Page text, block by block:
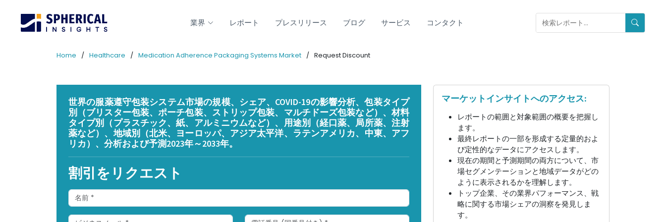
業界 レポート プレスリリース ブログ サービス コンタクト
Home Healthcare Medication Adherence Packaging Systems Market Request Discount
世界の服薬遵守包装システム市場の規模、シェア、COVID-19の影響分析、包装タイプ
別（ブリスター包装、ポーチ包装、ストリップ包装、マルチドーズ包装など）、材料
タイプ別（プラスチック、紙、アルミニウムなど）、用途別（経口薬、局所薬、注射
薬など）、地域別（北米、ヨーロッパ、アジア太平洋、ラテンアメリカ、中東、アフ
リカ）、分析および予測2023年～2033年。
割引をリクエスト
マーケットインサイトへのアクセス:
レポートの範囲と対象範囲の概要を把握し
ます。
最終レポートの一部を形成する定量的およ
び定性的なデータにアクセスします。
現在の期間と予測期間の両方について、市
場セグメンテーションと地域データがどの
ように表示されるかを理解します。
トップ企業、その業界パフォーマンス、戦
略に関する市場シェアの洞察を発見しま
す。